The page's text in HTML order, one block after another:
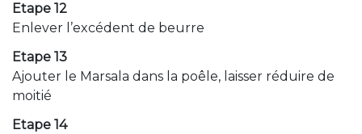
Etape 12
Enlever l’excédent de beurre
Etape 13
Ajouter le Marsala dans la poêle, laisser réduire de
moitié
Etape 14